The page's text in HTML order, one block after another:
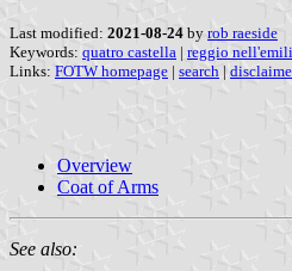
Last modified: 2021-08-24 by rob raeside
Keywords: quatro castella | reggio
Links: FOTW homepage | search |
Overview
Coat of Arms
See also: